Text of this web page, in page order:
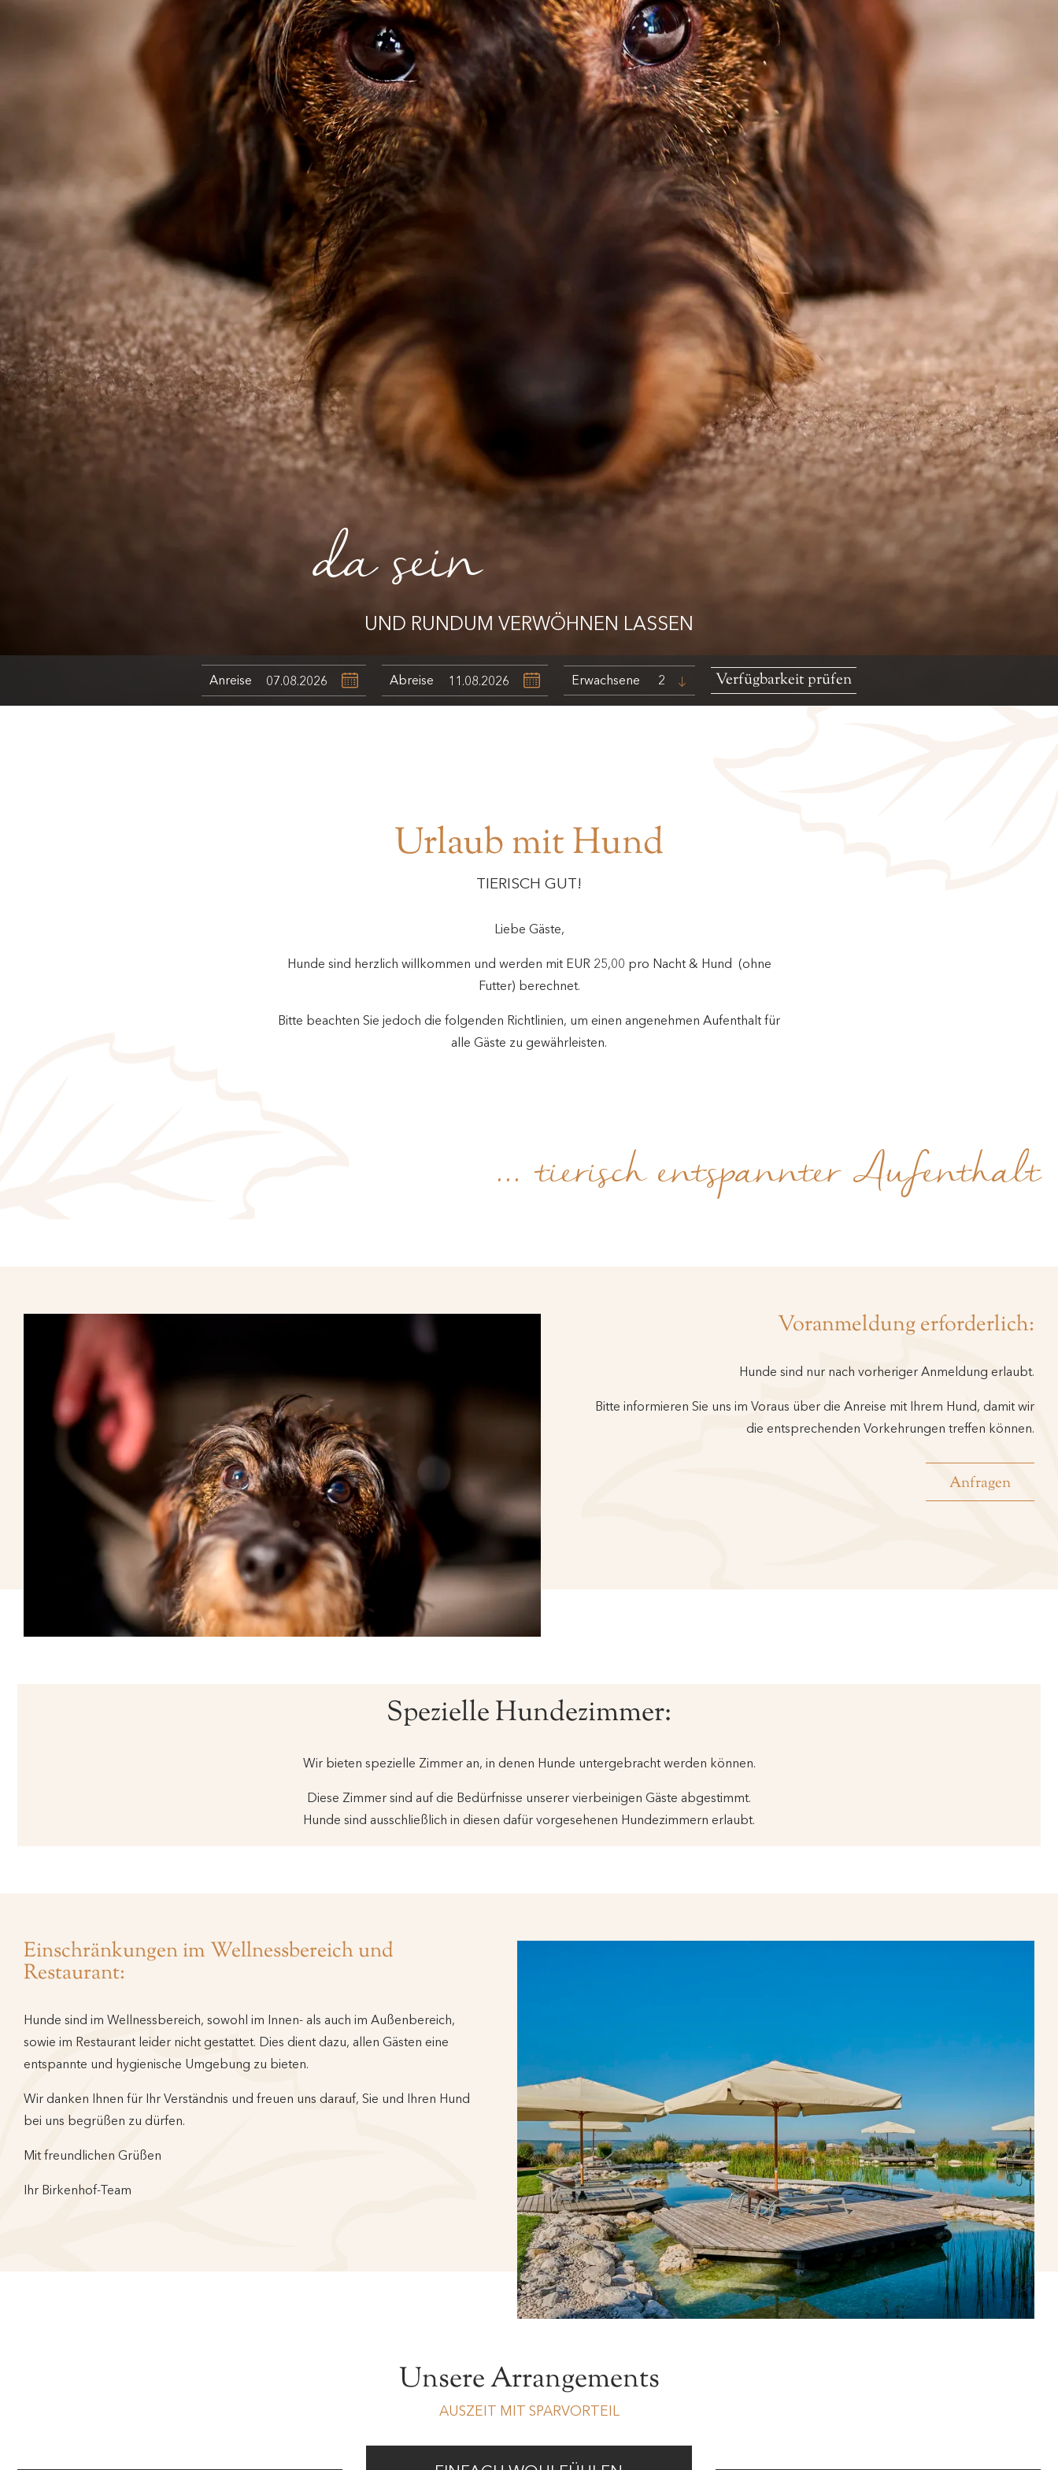
Anreise Abreise Erwachsene Verfügbarkeit prüfen
da sein
UND RUNDUM VERWÖHNEN LASSEN
Urlaub mit Hund
TIERISCH GUT!
Liebe Gäste,
Hunde sind herzlich willkommen und werden mit EUR 25,00 pro Nacht & Hund (ohne
Futter) berechnet.
Bitte beachten Sie jedoch die folgenden Richtlinien, um einen angenehmen Aufenthalt für
alle Gäste zu gewährleisten.
... tierisch entspannter Aufenthalt
Voranmeldung erforderlich:
Hunde sind nur nach vorheriger Anmeldung erlaubt.
Bitte informieren Sie uns im Voraus über die Anreise mit Ihrem Hund, damit wir
die entsprechenden Vorkehrungen treffen können.
Anfragen
Spezielle Hundezimmer:
Wir bieten spezielle Zimmer an, in denen Hunde untergebracht werden können.
Diese Zimmer sind auf die Bedürfnisse unserer vierbeinigen Gäste abgestimmt.
Hunde sind ausschließlich in diesen dafür vorgesehenen Hundezimmern erlaubt.
Einschränkungen im Wellnessbereich und
Restaurant:
Hunde sind im Wellnessbereich, sowohl im Innen- als auch im Außenbereich,
sowie im Restaurant leider nicht gestattet. Dies dient dazu, allen Gästen eine
entspannte und hygienische Umgebung zu bieten.
Wir danken Ihnen für Ihr Verständnis und freuen uns darauf, Sie und Ihren Hund
bei uns begrüßen zu dürfen.
Mit freundlichen Grüßen
Ihr Birkenhof-Team
Unsere Arrangements
AUSZEIT MIT SPARVORTEIL